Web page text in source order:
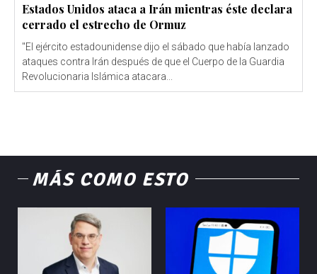
Estados Unidos ataca a Irán mientras éste declara
cerrado el estrecho de Ormuz
"El ejército estadounidense dijo el sábado que había lanzado
ataques contra Irán después de que el Cuerpo de la Guardia
Revolucionaria Islámica atacara...
MÁS COMO ESTO